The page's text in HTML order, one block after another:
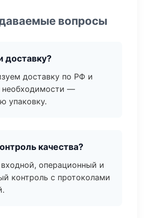
вопросы
доставку?
доставку по РФ и
—
упаковку.
качества?
операционный и
контроль с протоколами